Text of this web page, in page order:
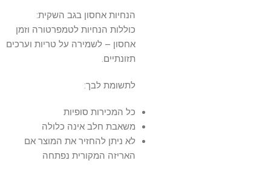
הנחיות אחסון בגב השקית:
כוללות הנחיות לטמפרטורה וזמן
אחסון – לשמירה על טריות וערכים
תזונתיים.
לתשומת לבך:
כל המכירות סופיות
משאבת חלב אינה כלולה
לא ניתן להחזיר את המוצר אם
האריזה המקורית נפתחה